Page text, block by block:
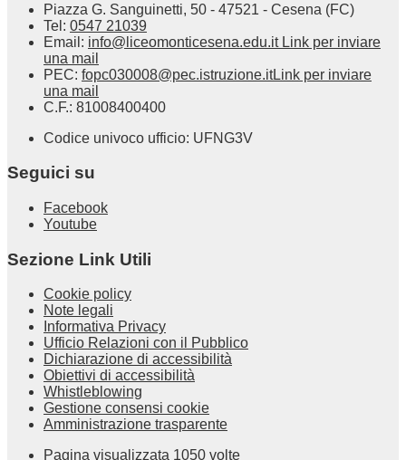
Piazza G. Sanguinetti, 50 - 47521 - Cesena (FC)
Tel: 0547 21039
Email: info@liceomonticesena.edu.it Link per inviare
una mail
PEC: fopc030008@pec.istruzione.itLink per inviare
una mail
C.F.: 81008400400
Codice univoco ufficio: UFNG3V
Seguici su
Facebook
Youtube
Sezione Link Utili
Cookie policy
Note legali
Informativa Privacy
Ufficio Relazioni con il Pubblico
Dichiarazione di accessibilità
Obiettivi di accessibilità
Whistleblowing
Gestione consensi cookie
Amministrazione trasparente
Pagina visualizzata 1050 volte